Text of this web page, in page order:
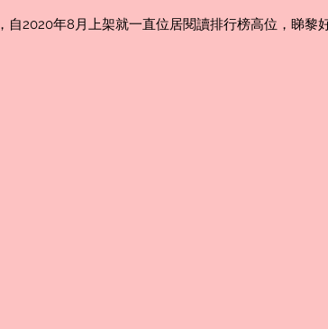
自2020年8月上架就一直位居閱讀排行榜高位，睇黎